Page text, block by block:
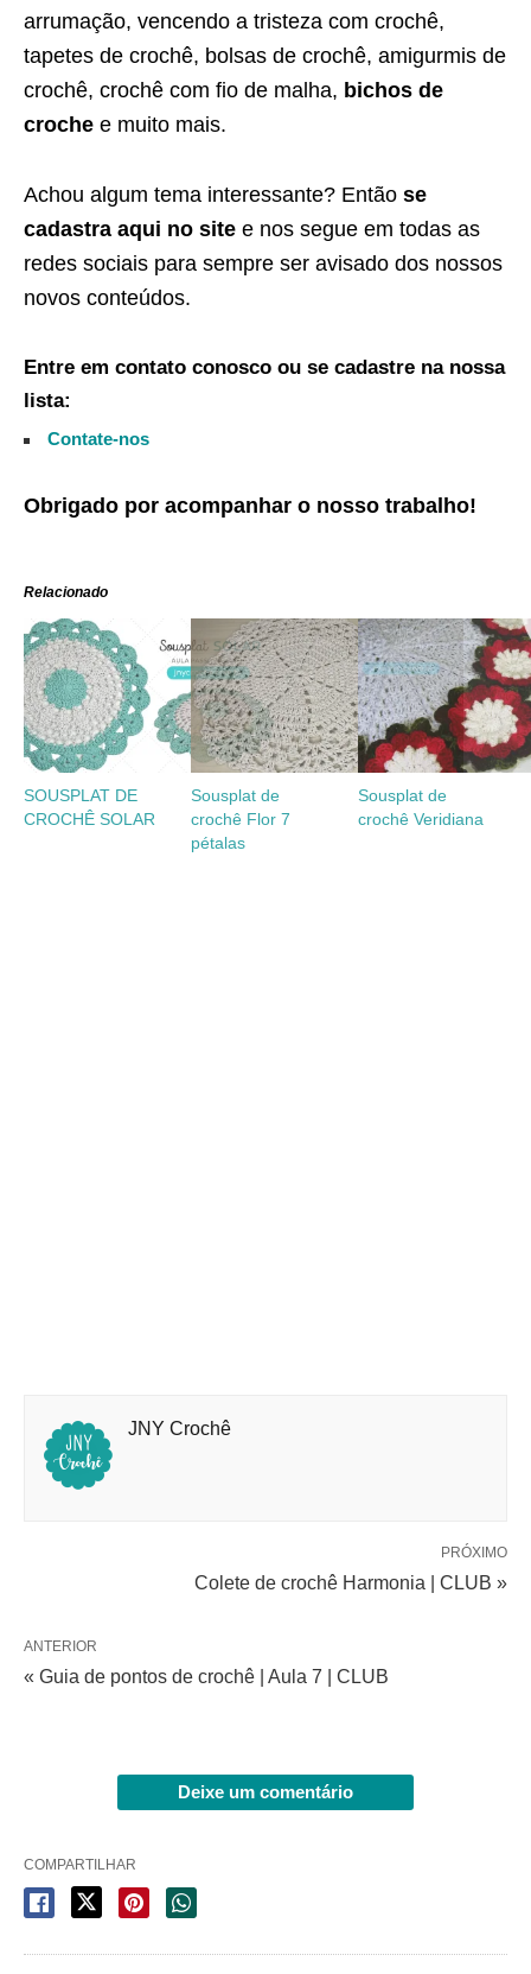
arrumação, vencendo a tristeza com crochê,
tapetes de crochê, bolsas de crochê, amigurmis de
crochê, crochê com fio de malha, bichos de
croche e muito mais.
Achou algum tema interessante? Então se
cadastra aqui no site e nos segue em todas as
redes sociais para sempre ser avisado dos nossos
novos conteúdos.
Entre em contato conosco ou se cadastre na nossa
lista:
Contate-nos
Obrigado por acompanhar o nosso trabalho!
Relacionado
SOUSPLAT DE
CROCHÊ SOLAR
Sousplat de
crochê Flor 7
pétalas
Sousplat de
crochê Veridiana
JNY Crochê
PRÓXIMO
Colete de crochê Harmonia | CLUB »
ANTERIOR
« Guia de pontos de crochê | Aula 7 | CLUB
Deixe um comentário
COMPARTILHAR